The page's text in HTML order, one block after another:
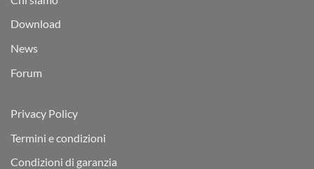
Download
News
Forum
Privacy Policy
Termini e condizioni
Condizioni di garanzia